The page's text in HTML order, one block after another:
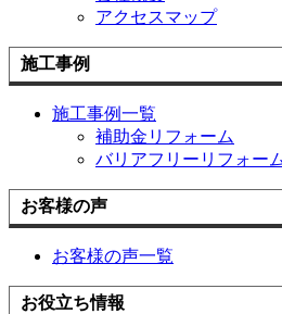
アクセスマップ
施工事例
施工事例一覧
補助金リフォーム
バリアフリーリフォー
お客様の声
お客様の声一覧
お役立ち情報